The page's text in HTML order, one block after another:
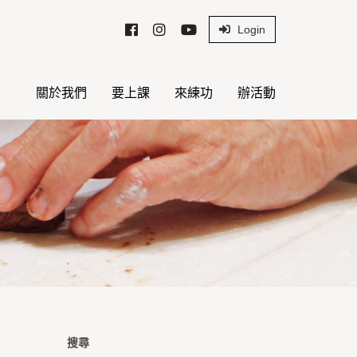
Login
關於我們 要上課 來練功 辦活動
搜尋